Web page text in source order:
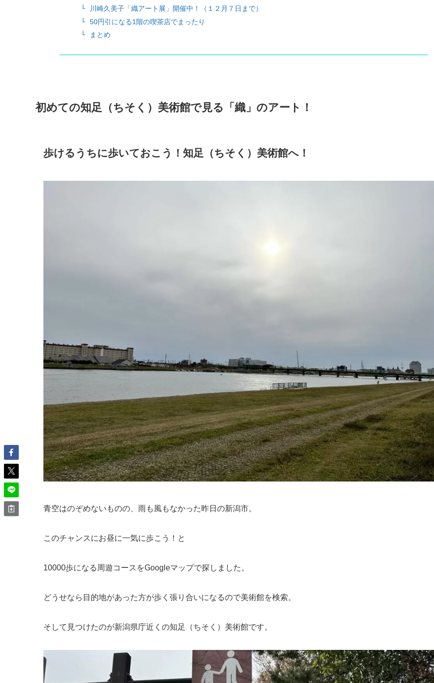
川崎久美子「織アート展」開催中！（１２月７日まで）
50円引になる1階の喫茶店でまったり
まとめ
初めての知足（ちそく）美術館で見る「織」のアート！
歩けるうちに歩いておこう！知足（ちそく）美術館へ！
青空はのぞめないものの、雨も風もなかった昨日の新潟市。
このチャンスにお昼に一気に歩こう！と
10000歩になる周遊コースをGoogleマップで探しました。
どうせなら目的地があった方が歩く張り合いになるので美術館を検索。
そして見つけたのが新潟県庁近くの知足（ちそく）美術館です。